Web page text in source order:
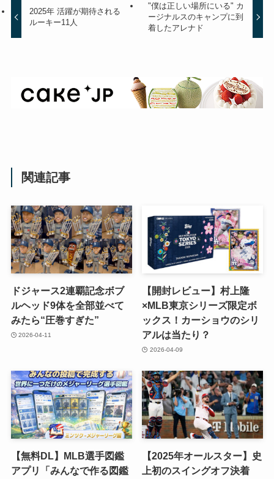
2025年 活躍が期待される
ルーキー11人
"僕は正しい場所にいる" カ
ージナルスのキャンプに到
着したアレナド
関連記事
ドジャース2連覇記念ボブ
ルヘッド9体を全部並べて
みたら“圧巻すぎた”
2026-04-11
【開封レビュー】村上隆
×MLB東京シリーズ限定ボ
ックス！カーショウのシリ
アルは当たり？
2026-04-09
【無料DL】MLB選手図鑑
アプリ「みんなで作る図鑑
【2025年オールスター】史
上初のスイングオフ決着